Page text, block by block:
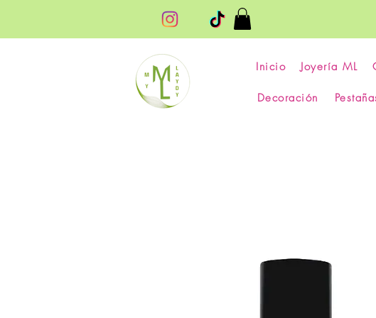
Inicio Joyería ML
Decoración